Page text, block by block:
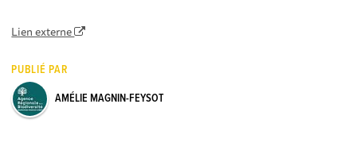
Lien externe
PUBLIÉ PAR
AMÉLIE MAGNIN-FEYSOT